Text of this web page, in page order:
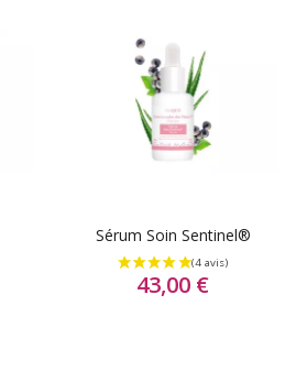
Sérum Soin Sentinel®
43,00 €